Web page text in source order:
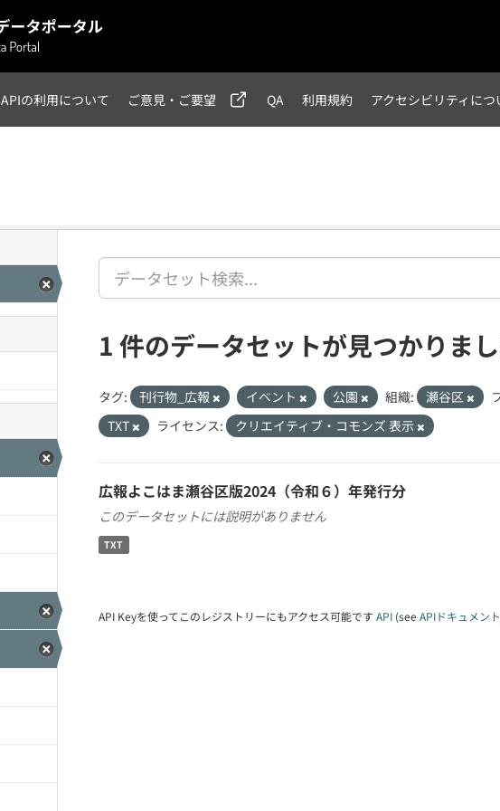
APIの利用について ご意見・ご要望 QA 利用規約 アクセシビリティにつ
1 件のデータセットが見つかりま
タグ: 刊行物_広報 イベント 公園 組織: 瀬谷区
TXT
ライセンス: クリエイティブ・コモンズ 表示
広報よこはま瀬谷区版2024（令和６）年発行分
このデータセットには説明がありません
TXT
API Keyを使ってこのレジストリーにもアクセス可能です API (see APIドキュメント